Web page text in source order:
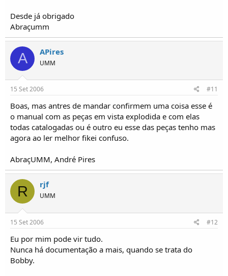
Desde já obrigado
Abraçumm
A APires
UMM
15 Set 2006 #11
Boas, mas antres de mandar confirmem uma coisa esse é
o manual com as peças em vista explodida e com elas
todas catalogadas ou é outro eu esse das peças tenho mas
agora ao ler melhor fikei confuso.
AbraçUMM, André Pires
R rjf
UMM
15 Set 2006 #12
Eu por mim pode vir tudo.
Nunca há documentação a mais, quando se trata do
Bobby.